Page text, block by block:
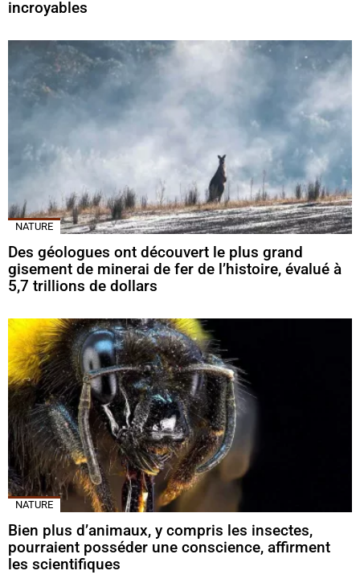
incroyables
NATURE
Des géologues ont découvert le plus grand
gisement de minerai de fer de l’histoire, évalué à
5,7 trillions de dollars
NATURE
Bien plus d’animaux, y compris les insectes,
pourraient posséder une conscience, affirment
les scientifiques